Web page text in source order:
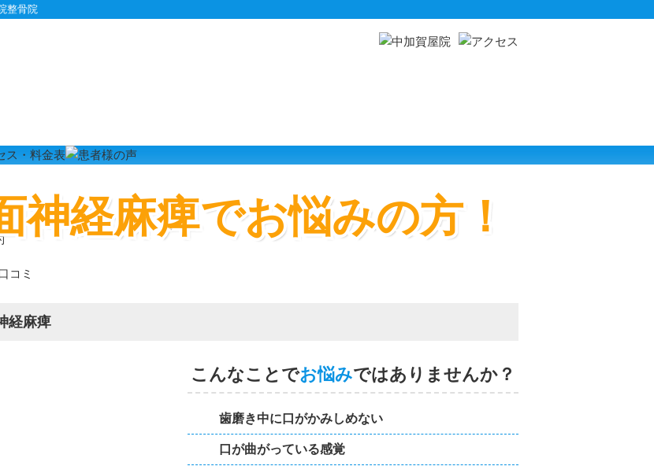
整骨院
神経麻痺でお悩みの方！
経麻痺
こんなことでお悩みではありませんか？
歯磨き中に口がかみしめない
口が曲がっている感覚